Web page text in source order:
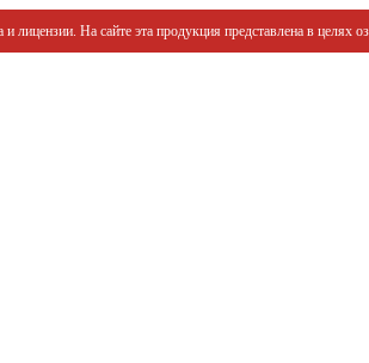
На сайте эта продукция представлена в целях